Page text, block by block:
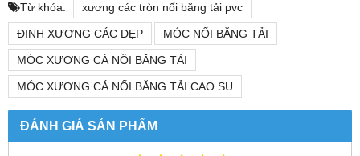
Từ khóa: xương các tròn nối băng tải pvc
ĐINH XƯƠNG CÁC DẸP MÓC NỐI BĂNG TẢI
MÓC XƯƠNG CÁ NỐI BĂNG TẢI
MÓC XƯƠNG CÁ NỐI BĂNG TẢI CAO SU
ĐÁNH GIÁ SẢN PHẨM